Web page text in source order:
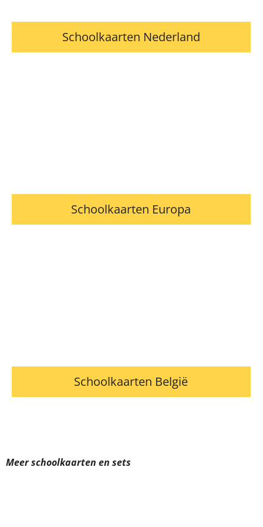
Schoolkaarten Nederland
Schoolkaarten Europa
Schoolkaarten België
Meer schoolkaarten en sets